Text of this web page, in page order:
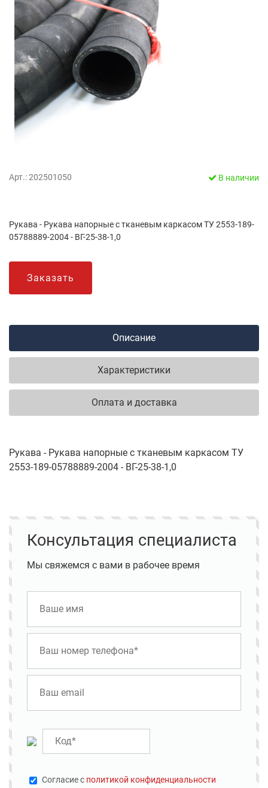
Арт.: 202501050 В наличии
Рукава - Рукава напорные с тканевым каркасом ТУ 2553-189-
05788889-2004 - ВГ-25-38-1,0
Заказать
Описание
Характеристики
Оплата и доставка
Рукава - Рукава напорные с тканевым каркасом ТУ
2553-189-05788889-2004 - ВГ-25-38-1,0
Консультация специалиста
Мы свяжемся с вами в рабочее время
Cогласие с политикой конфиденциальности